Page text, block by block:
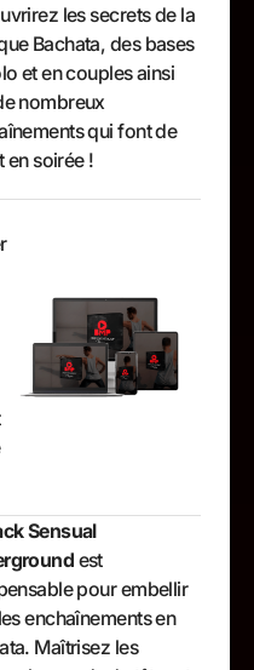
les secrets de la
Bachata, des bases
et en couples ainsi
nombreux
qui font de
en soirée !
Sensual
est
pour embellir
enchaînements en
Maîtrisez les